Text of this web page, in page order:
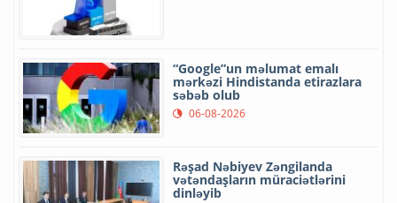
“Google”un məlumat emalı
mərkəzi Hindistanda etirazlara
səbəb olub
06-08-2026
Rəşad Nəbiyev Zəngilanda
vətəndaşların müraciətlərini
dinləyib